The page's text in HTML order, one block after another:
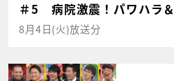
＃5 病院激震！パワハラ
8月4日(火)放送分